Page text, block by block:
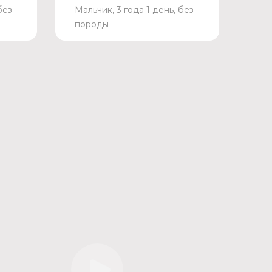
Мальчик, 3 года 1 день, без
породы